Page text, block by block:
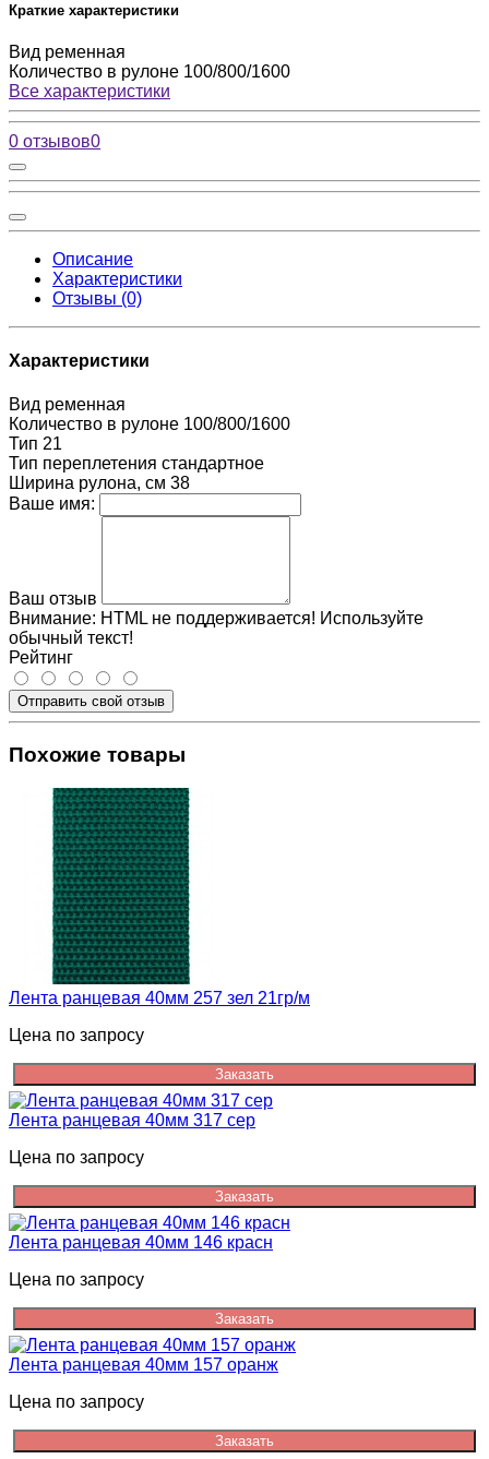
Краткие характеристики
Вид ременная
Количество в рулоне 100/800/1600
Все характеристики
0 отзывов0
Описание
Характеристики
Отзывы (0)
Характеристики
Вид ременная
Количество в рулоне 100/800/1600
Тип 21
Тип переплетения стандартное
Ширина рулона, см 38
Ваше имя:
Ваш отзыв
Внимание: HTML не поддерживается! Используйте
обычный текст!
Рейтинг
Отправить свой отзыв
Похожие товары
Лента ранцевая 40мм 257 зел 21гр/м
Цена по запросу
Заказать
Лента ранцевая 40мм 317 сер
Цена по запросу
Заказать
Лента ранцевая 40мм 146 красн
Цена по запросу
Заказать
Лента ранцевая 40мм 157 оранж
Цена по запросу
Заказать